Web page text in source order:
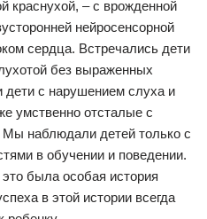
краснухой, – с врожденной
нейросенсорной
сердца. Встречались дети
без выраженных
с нарушением слуха и
умственно отсталые с
наблюдали детей только с
в обучении и поведении.
была особая история
в этой истории всегда